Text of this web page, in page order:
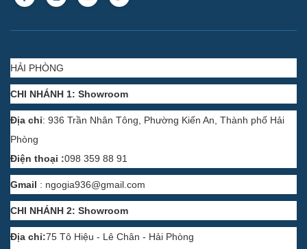
HẢI PHÒNG
CHI NHÁNH 1: Showroom
Địa chỉ: 936 Trần Nhân Tông, Phường Kiến An, Thành phố Hải
Phòng
Điện thoại :098 359 88 91
Gmail : ngogia936@gmail.com
CHI NHÁNH 2: Showroom
Địa chỉ:75 Tô Hiệu - Lê Chân - Hải Phòng